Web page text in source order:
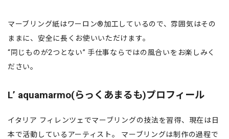
マーブリング紙はワーロン®加工しているので、雰囲気はその
ままに、安全に長くお使いいただけます。
“同じものが2つとない” 手仕事ならではの風合いをお楽しみく
ださい。
Lʼ aquamarmo(らっくあまるも)プロフィール
イタリア フィレンツェでマーブリングの技法を習得、現在は日
本で活動しているアーティスト。 マーブリングは制作の過程で